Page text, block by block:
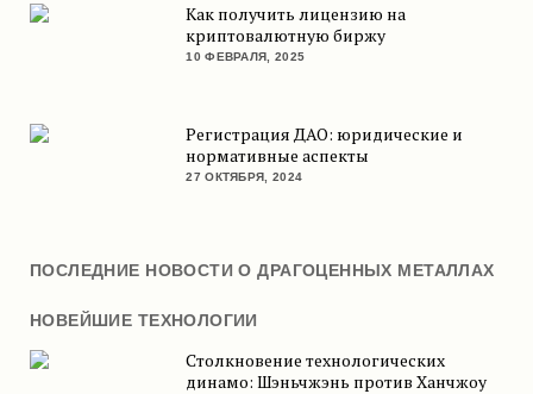
Как получить лицензию на
криптовалютную биржу
10 ФЕВРАЛЯ, 2025
Регистрация ДАО: юридические и
нормативные аспекты
27 ОКТЯБРЯ, 2024
ПОСЛЕДНИЕ НОВОСТИ О ДРАГОЦЕННЫХ МЕТАЛЛАХ
НОВЕЙШИЕ ТЕХНОЛОГИИ
Столкновение технологических
динамо: Шэньчжэнь против Ханчжоу